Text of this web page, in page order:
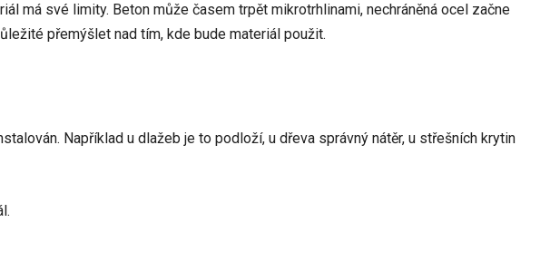
má své limity. Beton může časem trpět mikrotrhlinami, nechráněná ocel začne
přemýšlet nad tím, kde bude materiál použit.
Například u dlažeb je to podloží, u dřeva správný nátěr, u střešních krytin